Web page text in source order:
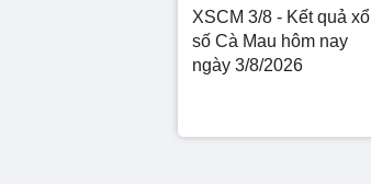
XSCM 3/8 - Kết quả xổ
số Cà Mau hôm nay
ngày 3/8/2026